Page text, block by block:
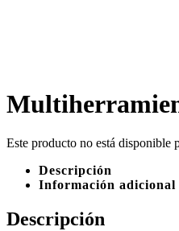
Este producto no está disponible
Descripción
Información adicional
Descripción